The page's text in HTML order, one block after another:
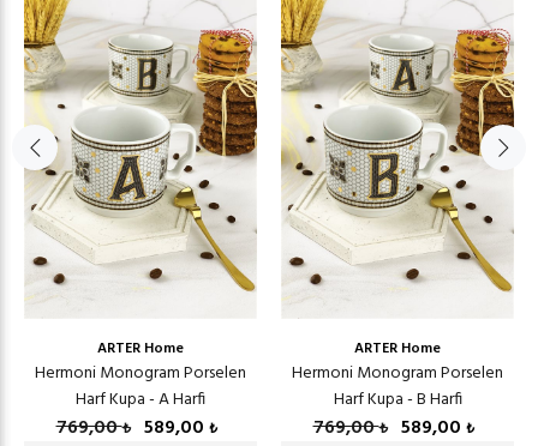
ARTER Home
Hermoni Monogram Porselen
Harf Kupa - A Harfi
769,00₺ 589,00 ₺
ARTER Home
Hermoni Monogram Porselen
Harf Kupa - B Harfi
769,00₺ 589,00 ₺